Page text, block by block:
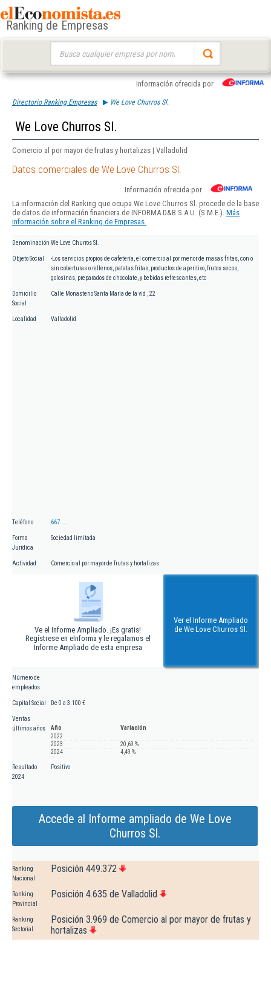
Ranking de Empresas
Información ofrecida por
Directorio Ranking Empresas We Love Churros Sl.
We Love Churros Sl.
Comercio al por mayor de frutas y hortalizas | Valladolid
Datos comerciales de We Love Churros Sl.
Información ofrecida por
La información del Ranking que ocupa We Love Churros Sl. procede de la base
de datos de información financiera de INFORMA D&B S.A.U. (S.M.E.). Más
información sobre el Ranking de Empresas.
Denominación We Love Churros Sl.
Objeto Social
-Los servicios propios de cafetería, el comercio al por menor de masas fritas, con o
sin coberturas o rellenos, patatas fritas, productos de aperitivo, frutos secos,
golosinas, preparados de chocolate, y bebidas refrescantes, etc
Domicilio
Social
Calle Monasterio Santa Maria de la vid , 22
Localidad Valladolid
Teléfono 667.....
Forma
Jurídica
Sociedad limitada
Actividad Comercio al por mayor de frutas y hortalizas
Ve el Informe Ampliado. ¡Es gratis!
Regístrese en eInforma y le regalamos el
Informe Ampliado de esta empresa
Ver el Informe Ampliado
de We Love Churros Sl.
Número de
empleados
Capital Social De 0 a 3.100 €
Ventas
últimos años
Año
Variación
2022
2023
20,69 %
2024
4,49 %
Resultado
2024
Positivo
Accede al Informe ampliado de We Love
Churros Sl.
Ranking
Nacional
Posición 449.372
Ranking
Provincial
Posición 4.635 de Valladolid
Ranking
Sectorial
Posición 3.969 de Comercio al por mayor de frutas y
hortalizas